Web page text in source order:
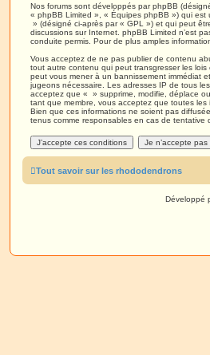
Nos forums sont développés par phpBB
« phpBB Limited », « Équipes phpBB ») qui
» (désigné ci-après par « GPL ») et qui peut
discussions sur Internet. phpBB Limited n’est
conduite permis. Pour de plus amples
Vous acceptez de ne pas publier de contenu
tout autre contenu qui peut transgresser les
peut vous mener à un bannissement immédiat
jugeons nécessaire. Les adresses IP de tous
acceptez que « » supprime, modifie, déplace
tant que membre, vous acceptez que toutes
Bien que ces informations ne soient pas
tenus comme responsables en cas de
Tout savoir sur les rhododendrons
Développé